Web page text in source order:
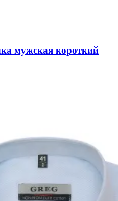
мужская короткий